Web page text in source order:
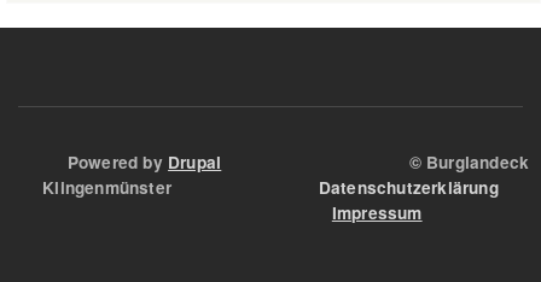
Powered by Drupal © Burglandeck
Klingenmünster Datenschutzerklärung
Impressum